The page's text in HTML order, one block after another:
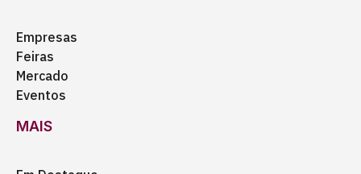
Empresas
Feiras
Mercado
Eventos
MAIS